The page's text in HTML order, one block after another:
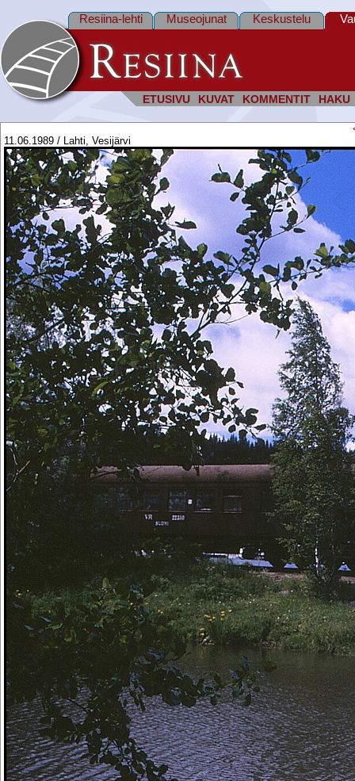
ETUSIVU KUVAT KOMMENTIT HAKU
Resiina-lehti Museojunat Keskustelu
11.06.1989 / Lahti, Vesijärvi